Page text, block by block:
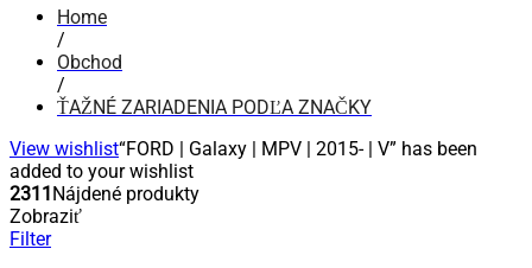
Home
/
Obchod
/
ŤAŽNÉ ZARIADENIA PODĽA ZNAČKY
View wishlist“FORD | Galaxy | MPV | 2015- | V” has been
added to your wishlist
2311Nájdené produkty
Zobraziť
Filter